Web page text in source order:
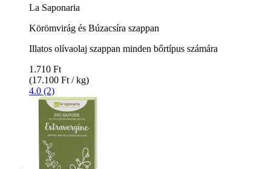
La Saponaria
Körömvirág és Búzacsíra szappan
Illatos olívaolaj szappan minden bőrtípus számára
1.710 Ft
(17.100 Ft / kg)
4.0 (2)